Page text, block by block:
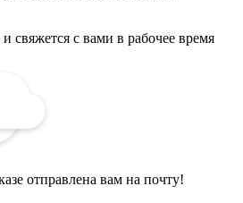
свяжется с вами в рабочее время
отправлена вам на почту!